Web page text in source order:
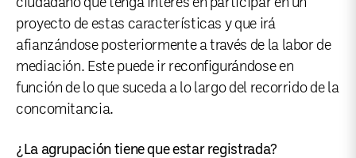
proyecto de estas características y que irá
afianzándose posteriormente a través de la labor de
mediación. Este puede ir reconfigurándose en
función de lo que suceda a lo largo del recorrido de la
concomitancia.
¿La agrupación tiene que estar registrada?